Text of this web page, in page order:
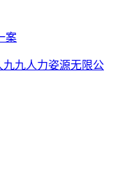
案
九人力姿源无限公